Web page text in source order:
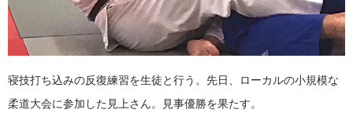
寝技打ち込みの反復練習を生徒と行う。先日、ローカルの小規模な
柔道大会に参加した見上さん。見事優勝を果たす。